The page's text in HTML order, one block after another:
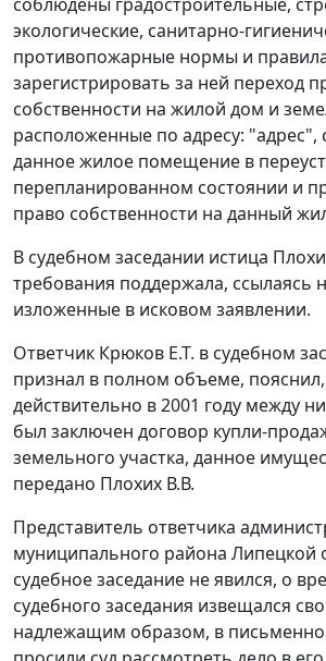
соблюдены градостроительные,
экологические, санитарно-
противопожарные нормы и
зарегистрировать за ней переход
собственности на жилой дом и
расположенные по адресу: "адрес",
данное жилое помещение в
перепланированном состоянии и
право собственности на данный
В судебном заседании истица
требования поддержала, ссылаясь
изложенные в исковом заявлении.
Ответчик Крюков Е.Т. в судебном
признал в полном объеме,
действительно в 2001 году между
был заключен договор купли-
земельного участка, данное
передано Плохих В.В.
Представитель ответчика
муниципального района Липецкой
судебное заседание не явился, о
судебного заседания извещался
надлежащим образом, в